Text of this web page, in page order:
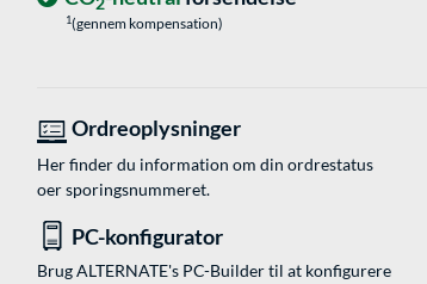
1(gennem kompensation)
Ordreoplysninger
Her finder du information om din ordrestatus
oer sporingsnummeret.
PC-konfigurator
Brug ALTERNATE's PC-Builder til at konfigurere